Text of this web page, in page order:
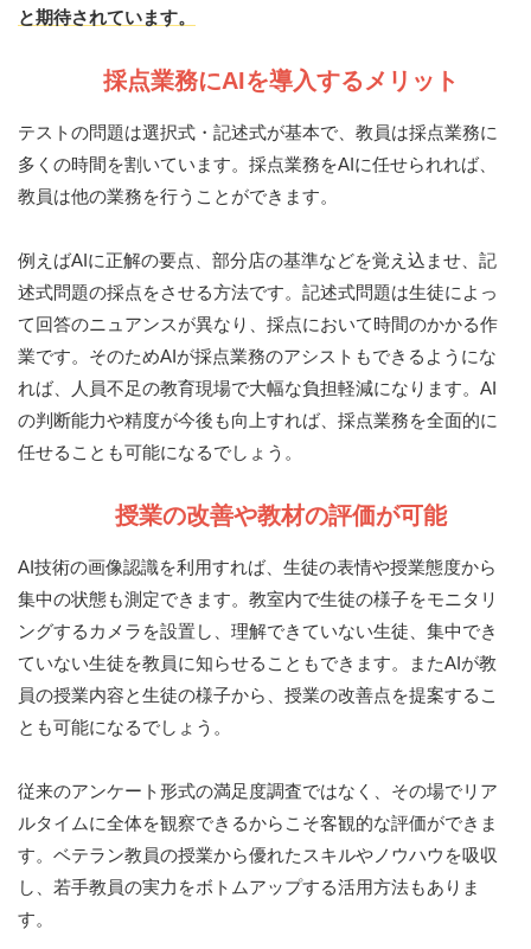
と期待されています。
採点業務にAIを導入するメリット
テストの問題は選択式・記述式が基本で、教員は採点業務に
多くの時間を割いています。採点業務をAIに任せられれば、
教員は他の業務を行うことができます。
例えばAIに正解の要点、部分店の基準などを覚え込ませ、記
述式問題の採点をさせる方法です。記述式問題は生徒によっ
て回答のニュアンスが異なり、採点において時間のかかる作
業です。そのためAIが採点業務のアシストもできるようにな
れば、人員不足の教育現場で大幅な負担軽減になります。AI
の判断能力や精度が今後も向上すれば、採点業務を全面的に
任せることも可能になるでしょう。
授業の改善や教材の評価が可能
AI技術の画像認識を利用すれば、生徒の表情や授業態度から
集中の状態も測定できます。教室内で生徒の様子をモニタリ
ングするカメラを設置し、理解できていない生徒、集中でき
ていない生徒を教員に知らせることもできます。またAIが教
員の授業内容と生徒の様子から、授業の改善点を提案するこ
とも可能になるでしょう。
従来のアンケート形式の満足度調査ではなく、その場でリア
ルタイムに全体を観察できるからこそ客観的な評価ができま
す。ベテラン教員の授業から優れたスキルやノウハウを吸収
し、若手教員の実力をボトムアップする活用方法もありま
す。